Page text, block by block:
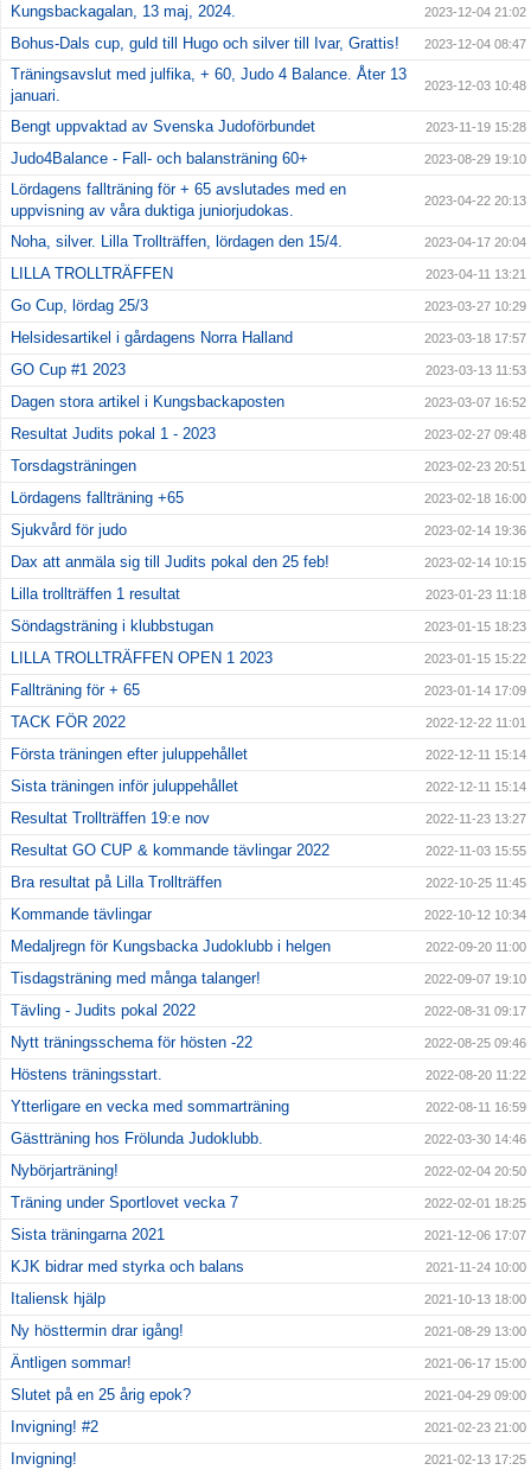
Kungsbackagalan, 13 maj, 2024. 2023-12-04 21:02
Bohus-Dals cup, guld till Hugo och silver till Ivar, Grattis! 2023-12-04 08:47
Träningsavslut med julfika, + 60, Judo 4 Balance. Åter 13
januari.
2023-12-03 10:48
Bengt uppvaktad av Svenska Judoförbundet 2023-11-19 15:28
Judo4Balance - Fall- och balansträning 60+ 2023-08-29 19:10
Lördagens fallträning för + 65 avslutades med en
uppvisning av våra duktiga juniorjudokas.
2023-04-22 20:13
Noha, silver. Lilla Trollträffen, lördagen den 15/4. 2023-04-17 20:04
LILLA TROLLTRÄFFEN 2023-04-11 13:21
Go Cup, lördag 25/3 2023-03-27 10:29
Helsidesartikel i gårdagens Norra Halland 2023-03-18 17:57
GO Cup #1 2023 2023-03-13 11:53
Dagen stora artikel i Kungsbackaposten 2023-03-07 16:52
Resultat Judits pokal 1 - 2023 2023-02-27 09:48
Torsdagsträningen 2023-02-23 20:51
Lördagens fallträning +65 2023-02-18 16:00
Sjukvård för judo 2023-02-14 19:36
Dax att anmäla sig till Judits pokal den 25 feb! 2023-02-14 10:15
Lilla trollträffen 1 resultat 2023-01-23 11:18
Söndagsträning i klubbstugan 2023-01-15 18:23
LILLA TROLLTRÄFFEN OPEN 1 2023 2023-01-15 15:22
Fallträning för + 65 2023-01-14 17:09
TACK FÖR 2022 2022-12-22 11:01
Första träningen efter juluppehållet 2022-12-11 15:14
Sista träningen inför juluppehållet 2022-12-11 15:14
Resultat Trollträffen 19:e nov 2022-11-23 13:27
Resultat GO CUP & kommande tävlingar 2022 2022-11-03 15:55
Bra resultat på Lilla Trollträffen 2022-10-25 11:45
Kommande tävlingar 2022-10-12 10:34
Medaljregn för Kungsbacka Judoklubb i helgen 2022-09-20 11:00
Tisdagsträning med många talanger! 2022-09-07 19:10
Tävling - Judits pokal 2022 2022-08-31 09:17
Nytt träningsschema för hösten -22 2022-08-25 09:46
Höstens träningsstart. 2022-08-20 11:22
Ytterligare en vecka med sommarträning 2022-08-11 16:59
Gästträning hos Frölunda Judoklubb. 2022-03-30 14:46
Nybörjarträning! 2022-02-04 20:50
Träning under Sportlovet vecka 7 2022-02-01 18:25
Sista träningarna 2021 2021-12-06 17:07
KJK bidrar med styrka och balans 2021-11-24 10:00
Italiensk hjälp 2021-10-13 18:00
Ny hösttermin drar igång! 2021-08-29 13:00
Äntligen sommar! 2021-06-17 15:00
Slutet på en 25 årig epok? 2021-04-29 09:00
Invigning! #2 2021-02-23 21:00
Invigning! 2021-02-13 17:25